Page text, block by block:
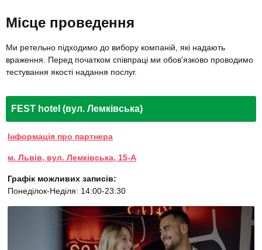
Місце проведення
Ми ретельно підходимо до вибору компаній, які надають
враження. Перед початком співпраці ми обов'язково проводимо
тестування якості надання послуг.
FEST hotel (вул. Лемківська)
Інформація про партнера
м. Львів, вул. Лемківська, 15-А
Графік можливих записів:
Понеділок-Неділя: 14:00-23:30